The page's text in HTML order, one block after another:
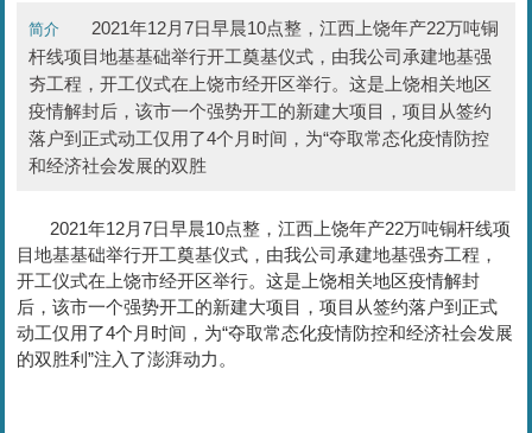
简介
2021年12月7日早晨10点整，江西上饶年产22万吨铜
杆线项目地基基础举行开工奠基仪式，由我公司承建地基强
夯工程，开工仪式在上饶市经开区举行。这是上饶相关地区
疫情解封后，该市一个强势开工的新建大项目，项目从签约
落户到正式动工仅用了4个月时间，为“夺取常态化疫情防控
和经济社会发展的双胜
2021年12月7日早晨10点整，江西上饶年产22万吨铜杆线项
目地基基础举行开工奠基仪式，由我公司承建地基强夯工程，
开工仪式在上饶市经开区举行。这是上饶相关地区疫情解封
后，该市一个强势开工的新建大项目，项目从签约落户到正式
动工仅用了4个月时间，为“夺取常态化疫情防控和经济社会发展
的双胜利”注入了澎湃动力。